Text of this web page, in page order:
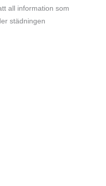
all information som
städningen